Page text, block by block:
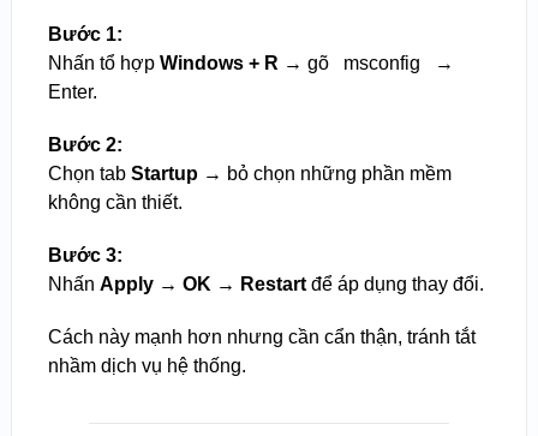
Bước 1:
Nhấn tổ hợp Windows + R → gõ msconfig
→
Enter.
Bước 2:
Chọn tab Startup→ bỏ chọn những phần mềm
không cần thiết.
Bước 3:
Nhấn Apply → OK → Restartđể áp dụng thay đổi.
Cách này mạnh hơn nhưng cần cẩn thận, tránh tắt
nhầm dịch vụ hệ thống.